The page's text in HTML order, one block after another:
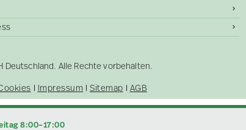
Alle Rechte vorbehalten.
Impressum Sitemap AGB
8:00–17:00